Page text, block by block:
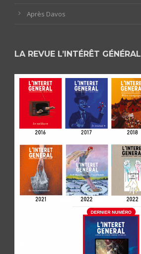
Après Davos
LA REVUE L’INTÉRÊT GÉNÉRAL